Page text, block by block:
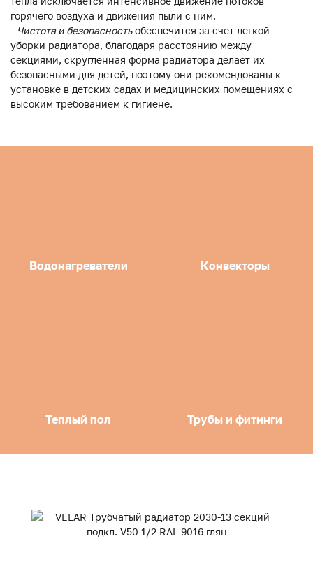
горячего воздуха и движения пыли с ним.
- Чистота и безопасностьобеспечится за счет легкой
уборки радиатора, благодаря расстоянию между
секциями, скругленная форма радиатора делает их
безопасными для детей, поэтому они рекомендованы к
установке в детских садах и медицинских помещениях с
высоким требованием к гигиене.
Водонагреватели Конвекторы
Теплый пол Трубы и фитинги